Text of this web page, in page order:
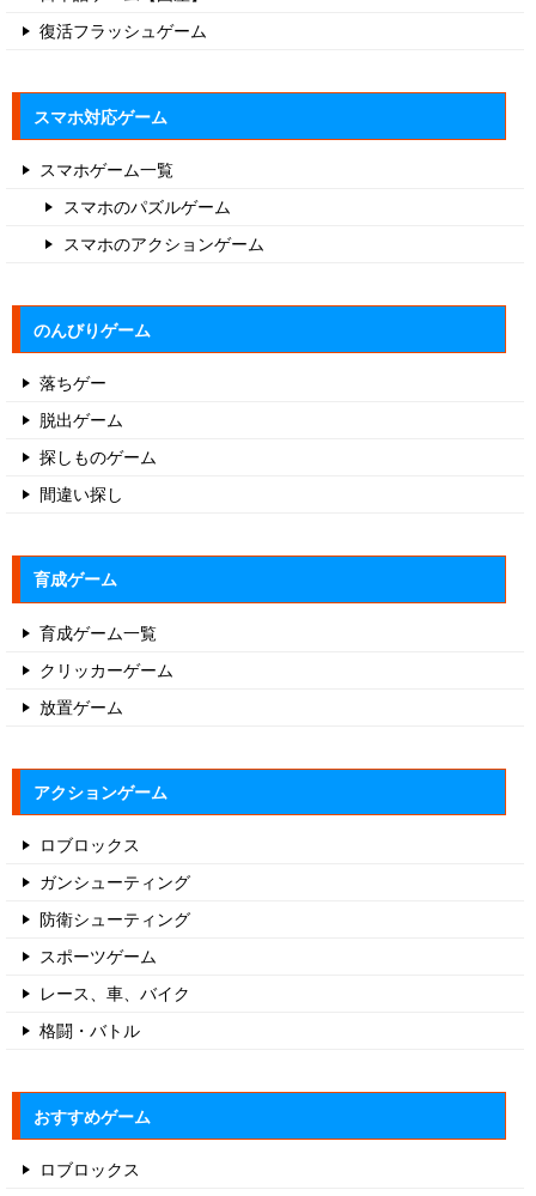
復活フラッシュゲーム
スマホ対応ゲーム
スマホゲーム一覧
スマホのパズルゲーム
スマホのアクションゲーム
のんびりゲーム
落ちゲー
脱出ゲーム
探しものゲーム
間違い探し
育成ゲーム
育成ゲーム一覧
クリッカーゲーム
放置ゲーム
アクションゲーム
ロブロックス
ガンシューティング
防衛シューティング
スポーツゲーム
レース、車、バイク
格闘・バトル
おすすめゲーム
ロブロックス